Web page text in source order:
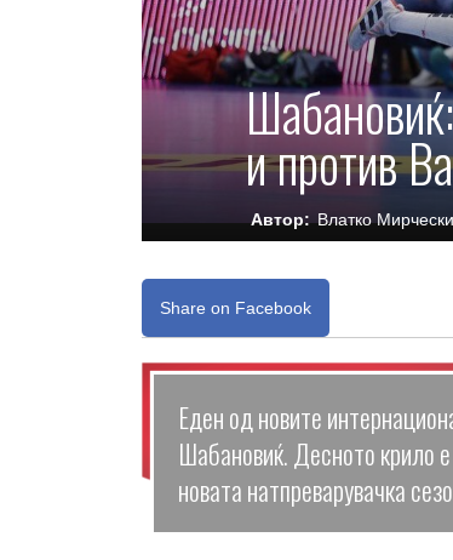
и против
Автор: Влатко Мирчески
Share on Facebook
Еден од новите
Шабановиќ. Десното крило
новата натпреварувачка